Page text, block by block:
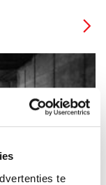
te
open voor